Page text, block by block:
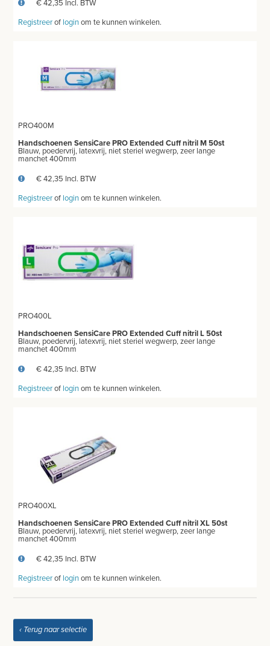
€ 42,35 Incl. BTW
Registreerof loginom te kunnen winkelen.
PRO400M
Handschoenen SensiCare PRO Extended Cuff nitril M 50st
Blauw, poedervrij, latexvrij, niet steriel wegwerp, zeer lange
manchet 400mm
€ 42,35 Incl. BTW
Registreerof loginom te kunnen winkelen.
PRO400L
Handschoenen SensiCare PRO Extended Cuff nitril L 50st
Blauw, poedervrij, latexvrij, niet steriel wegwerp, zeer lange
manchet 400mm
€ 42,35 Incl. BTW
Registreerof loginom te kunnen winkelen.
PRO400XL
Handschoenen SensiCare PRO Extended Cuff nitril XL 50st
Blauw, poedervrij, latexvrij, niet steriel wegwerp, zeer lange
manchet 400mm
€ 42,35 Incl. BTW
Registreerof loginom te kunnen winkelen.
‹ Terug naar selectie